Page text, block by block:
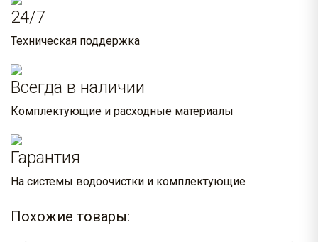
24/7
Техническая поддержка
Всегда в наличии
Комплектующие и расходные материалы
Гарантия
На системы водоочистки и комплектующие
Похожие товары: